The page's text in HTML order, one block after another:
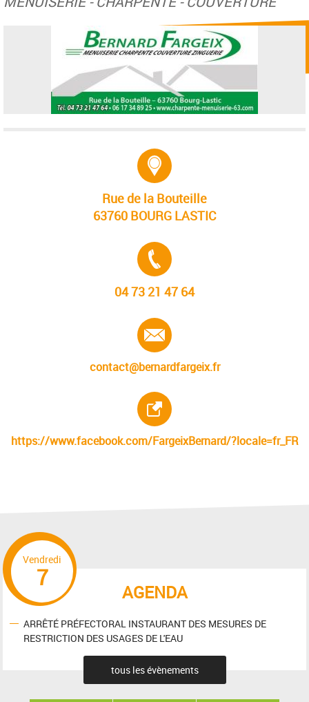
Rue de la Bouteille
63760 BOURG LASTIC
04 73 21 47 64
contact@bernardfargeix.fr
https://www.facebook.com/FargeixBernard/?locale=fr_FR
AGENDA
Vendredi
7
ARRÊTÉ PRÉFECTORAL INSTAURANT DES MESURES DE
RESTRICTION DES USAGES DE L'EAU
tous les évènements